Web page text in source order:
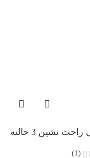
نشین 3 حالته
(1)